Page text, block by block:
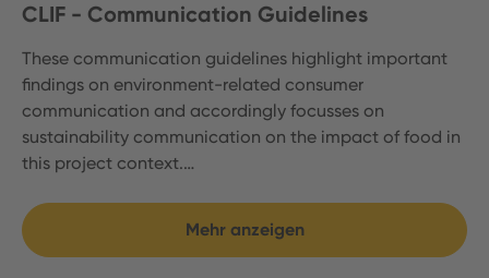
CLIF - Communication Guidelines
These communication guidelines highlight important
findings on environment-related consumer
communication and accordingly focusses on
sustainability communication on the impact of food in
this project context.…
Mehr anzeigen